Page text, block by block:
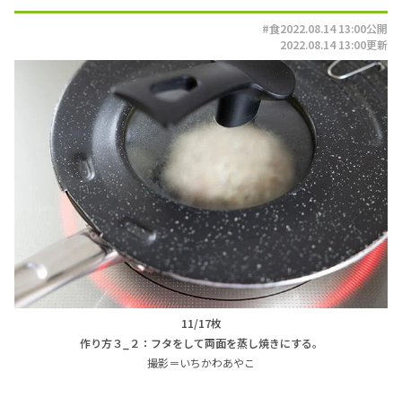
#食2022.08.14 13:00公開
2022.08.14 13:00更新
11/17枚
作り方３_２：フタをして両面を蒸し焼きにする。
撮影＝いちかわあやこ